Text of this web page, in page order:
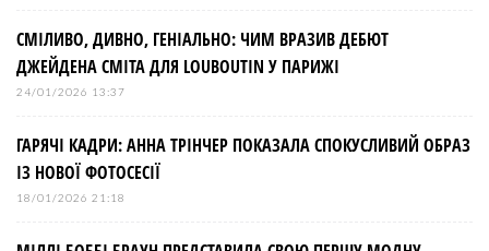
СМІЛИВО, ДИВНО, ГЕНІАЛЬНО: ЧИМ ВРАЗИВ ДЕБЮТ
ДЖЕЙДЕНА СМІТА ДЛЯ LOUBOUTIN У ПАРИЖІ
24/01/2026 13:37
ГАРЯЧІ КАДРИ: АННА ТРІНЧЕР ПОКАЗАЛА СПОКУСЛИВИЙ ОБРАЗ
ІЗ НОВОЇ ФОТОСЕСІЇ
18/01/2026 21:18